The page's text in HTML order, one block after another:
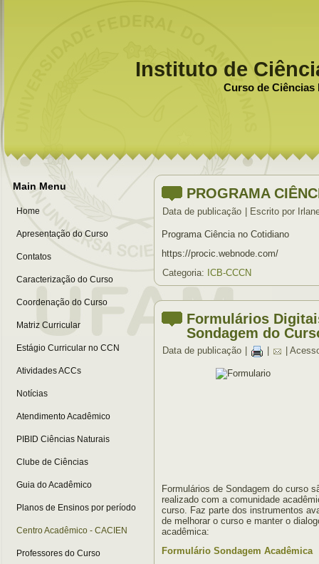
Instituto de
Curso de Ciências
Main Menu
Home
Apresentação do Curso
Contatos
Caracterização do Curso
Coordenação do Curso
Matriz Curricular
Estágio Curricular no CCN
Atividades ACCs
Notícias
Atendimento Acadêmico
PIBID Ciências Naturais
Clube de Ciências
Guia do Acadêmico
Planos de Ensinos por período
Centro Acadêmico - CACIEN
Professores do Curso
PROGRAMA
Data de publicação Escrito por
Programa Ciência no Cotidiano
https://procic.webnode.com/
Categoria: ICB-CCCN
Formulários
Sondagem do
Data de publicação |
Formulários de Sondagem do curso
realizado com a comunidade
curso. Faz parte dos instrumentos
de melhorar o curso e manter o
acadêmica:
Formulário Sondagem Acadêmica